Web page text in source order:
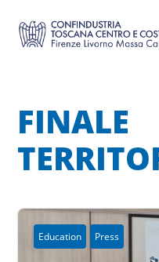
FINALE
Education Press